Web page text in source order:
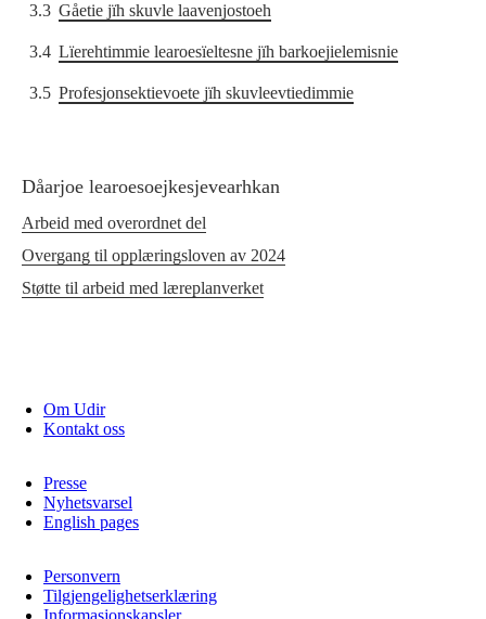
3.3 Gåetie jïh skuvle laavenjostoeh
3.4 Lïerehtimmie learoesïeltesne jïh barkoejielemisnie
3.5 Profesjonsektievoete jïh skuvleevtiedimmie
Dåarjoe learoesoejkesjevearhkan
Arbeid med overordnet del
Overgang til opplæringsloven av 2024
Støtte til arbeid med læreplanverket
Om Udir
Kontakt oss
Presse
Nyhetsvarsel
English pages
Personvern
Tilgjengelighetserklæring